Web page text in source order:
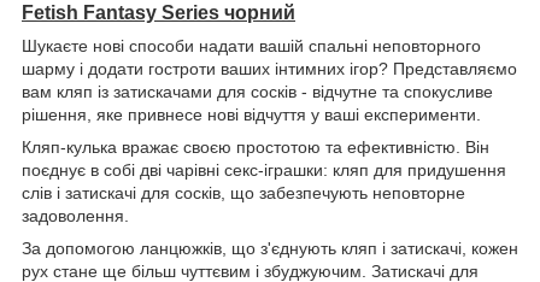
Fetish Fantasy Series чорний
Шукаєте нові способи надати вашій спальні неповторного
шарму і додати гостроти ваших інтимних ігор? Представляємо
вам кляп із затискачами для сосків - відчутне та спокусливе
рішення, яке привнесе нові відчуття у ваші експерименти.
Кляп-кулька вражає своєю простотою та ефективністю. Він
поєднує в собі дві чарівні секс-іграшки: кляп для придушення
слів і затискачі для сосків, що забезпечують неповторне
задоволення.
За допомогою ланцюжків, що з'єднують кляп і затискачі, кожен
рух стане ще більш чуттєвим і збуджуючим. Затискачі для